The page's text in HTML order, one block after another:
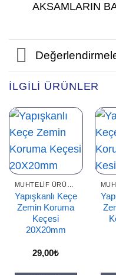
AKSAMLARIN
İLGILI ÜRÜNLER
Yapışkanlı Keçe
Zemin Koruma
Keçesi
20X20mm
29,00₺